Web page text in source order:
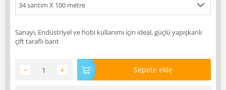
34 santim X 100 metre
Sanayi, Endüstriyel ve hobi kullanımı için ideal, güçlü yapışkanlı
çift taraflı bant
+
− Sepete ekle